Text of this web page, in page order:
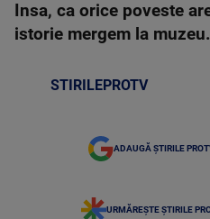
Insa, ca orice poveste
istorie mergem la muzeu.
STIRILEPROTV
ADAUGĂ ȘTIRILE
URMĂREȘTE ȘTIRILE